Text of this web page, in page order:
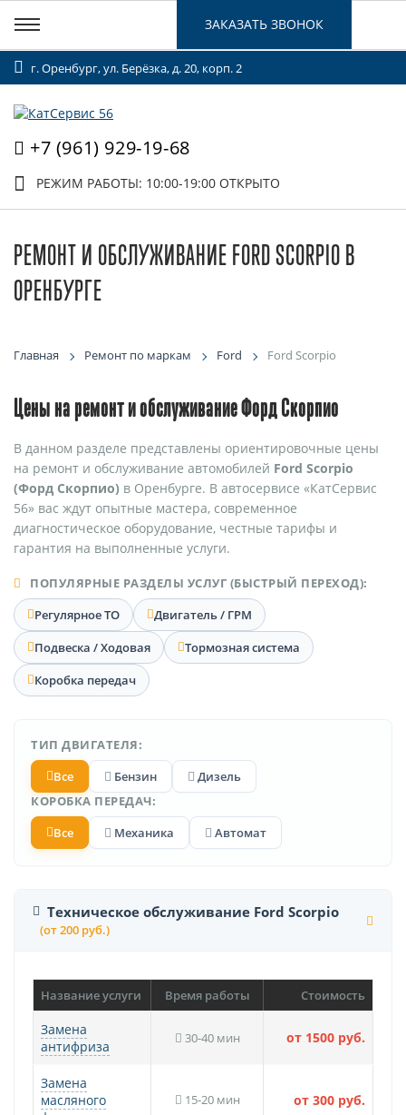
г. Оренбург, ул. Берёзка, д. 20, корп. 2
+7 (961) 929-19-68
РЕЖИМ РАБОТЫ: 10:00-19:00 ОТКРЫТО
ЗАКАЗАТЬ ЗВОНОК
РЕМОНТ И ОБСЛУЖИВАНИЕ FORD SCORPIO В
ОРЕНБУРГЕ
Главная Ремонт по маркам Ford Ford Scorpio
Цены на ремонт и обслуживание Форд Скорпио
В данном разделе представлены ориентировочные цены
на ремонт и обслуживание автомобилей Ford Scorpio
(Форд Скорпио) в Оренбурге. В автосервисе «КатСервис
56» вас ждут опытные мастера, современное
диагностическое оборудование, честные тарифы и
гарантия на выполненные услуги.
ПОПУЛЯРНЫЕ РАЗДЕЛЫ УСЛУГ (БЫСТРЫЙ ПЕРЕХОД):
Регулярное ТО
Двигатель / ГРМ
Подвеска / Ходовая
Тормозная система
Коробка передач
ТИП ДВИГАТЕЛЯ:
Все
Бензин
Дизель
КОРОБКА ПЕРЕДАЧ:
Все
Механика Автомат
Техническое обслуживание Ford Scorpio
(от 200 руб.)
Название услуги Время работы Стоимость
Замена
антифриза
30-40 мин от 1500 руб.
Замена
масляного
15-20 мин от 300 руб.